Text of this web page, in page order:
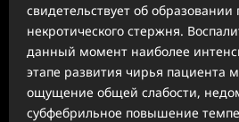
свидетельствует об образовании
некротического стержня.
данный момент наиболее
этапе развития чирья пациента
ощущение общей слабости,
субфебрильное повышение